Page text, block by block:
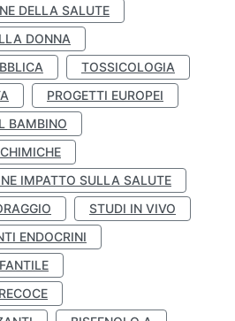
DELLA SALUTE
DONNA
TOSSICOLOGIA
PROGETTI EUROPEI
BAMBINO
IMPATTO SULLA SALUTE
STUDI IN VIVO
ENDOCRINI